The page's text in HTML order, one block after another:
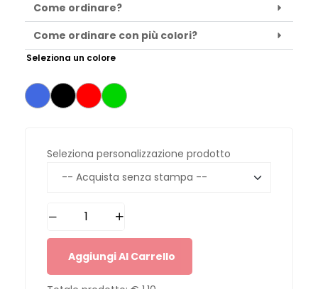
Come ordinare?
Come ordinare con più colori?
Seleziona un colore
Seleziona personalizzazione prodotto
Aggiungi Al Carrello